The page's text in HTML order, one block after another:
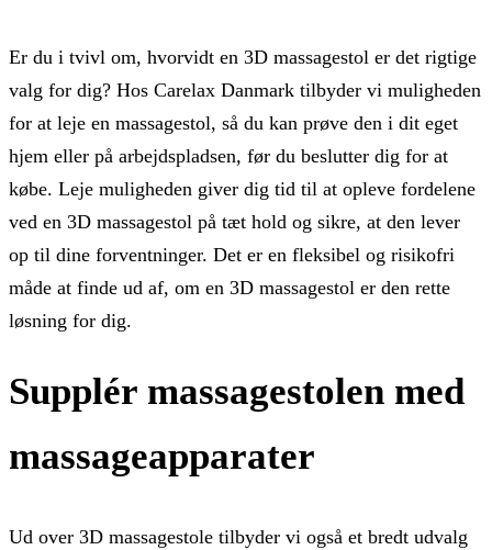
Er du i tvivl om, hvorvidt en 3D massagestol er det rigtige
valg for dig? Hos Carelax Danmark tilbyder vi muligheden
for at leje en massagestol, så du kan prøve den i dit eget
hjem eller på arbejdspladsen, før du beslutter dig for at
købe. Leje muligheden giver dig tid til at opleve fordelene
ved en 3D massagestol på tæt hold og sikre, at den lever
op til dine forventninger. Det er en fleksibel og risikofri
måde at finde ud af, om en 3D massagestol er den rette
løsning for dig.
Supplér massagestolen med
massageapparater
Ud over 3D massagestole tilbyder vi også et bredt udvalg